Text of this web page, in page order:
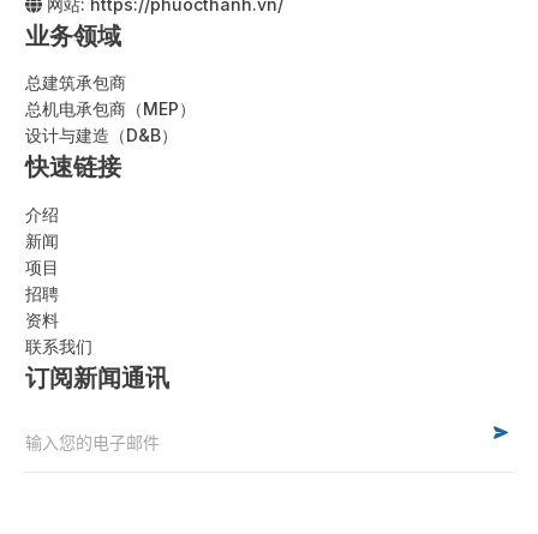
网站: https://phuocthanh.vn/
业务领域
总建筑承包商
总机电承包商（MEP）
设计与建造（D&B）
快速链接
介绍
新闻
项目
招聘
资料
联系我们
订阅新闻通讯